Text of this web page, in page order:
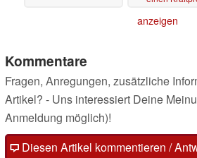
anzeigen
Kommentare
Fragen, Anregungen, zusätzliche
Artikel? - Uns interessiert Deine
Anmeldung möglich)!
Diesen Artikel kommentieren /